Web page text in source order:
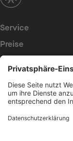
Service
Preise
Konzerte